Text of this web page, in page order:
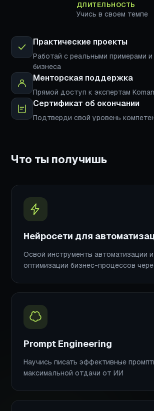
ДЛИТЕЛЬНОСТЬ
Учись в своем темпе
Практические проекты
Работай с реальными примерами и
бизнеса
Менторская поддержка
Прямой доступ к экспертам
Сертификат об окончании
Подтверди свой уровень
Что ты получишь
Нейросети для
Освой инструменты автоматизации и
оптимизации бизнес-процессов
Prompt Engineering
Научись писать эффективные
максимальной отдачи от ИИ